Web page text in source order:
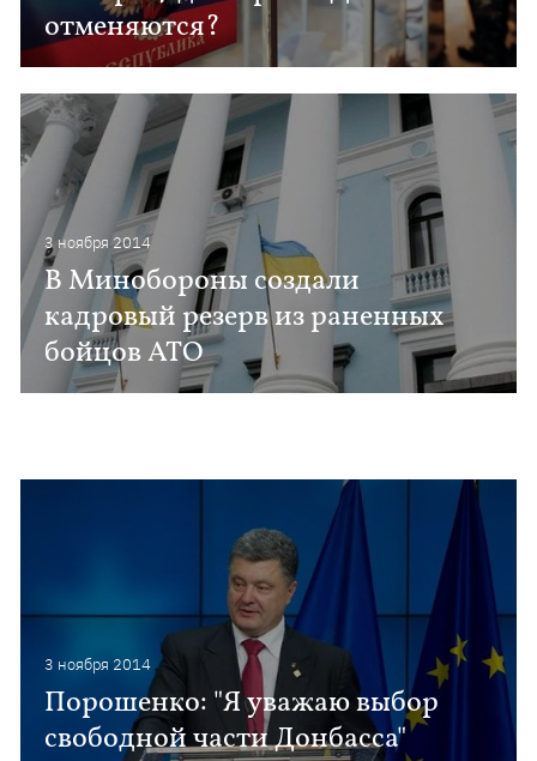
отменяются?
3 ноября 2014
В Минобороны создали
кадровый резерв из раненных
бойцов АТО
3 ноября 2014
Порошенко: "Я уважаю выбор
свободной части Донбасса"